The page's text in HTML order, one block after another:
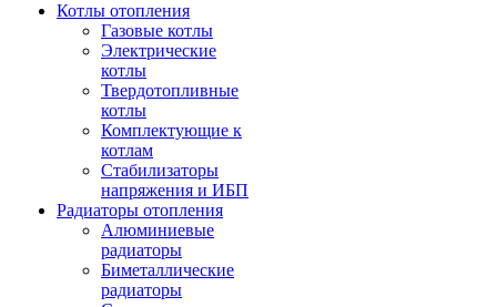
Котлы отопления
Газовые котлы
Электрические
котлы
Твердотопливные
котлы
Комплектующие к
котлам
Стабилизаторы
напряжения и ИБП
Радиаторы отопления
Алюминиевые
радиаторы
Биметаллические
радиаторы